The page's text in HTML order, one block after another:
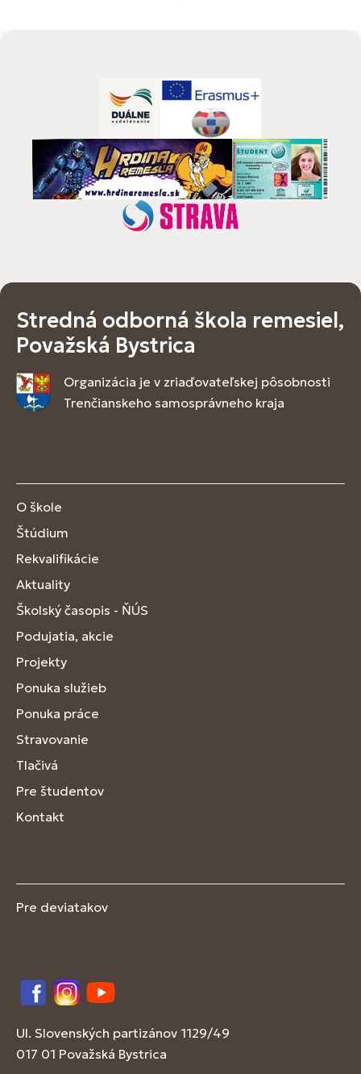
Stredná odborná škola remesiel,
Považská Bystrica
Organizácia je v zriaďovateľskej pôsobnosti
Trenčianskeho samosprávneho kraja
O škole
Štúdium
Rekvalifikácie
Aktuality
Školský časopis - ŇÚS
Podujatia, akcie
Projekty
Ponuka služieb
Ponuka práce
Stravovanie
Tlačivá
Pre študentov
Kontakt
Pre deviatakov
FacebookInstagram
YouTube
Ul. Slovenských partizánov 1129/49
017 01 Považská Bystrica